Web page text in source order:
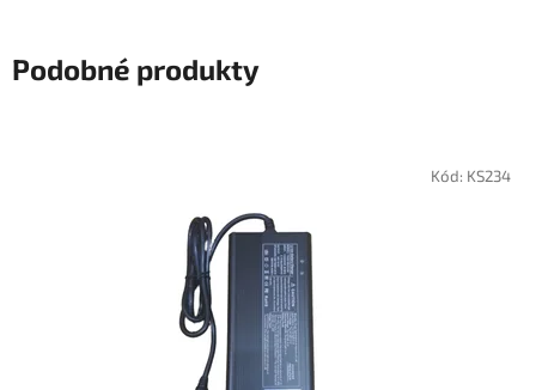
Podobné produkty
Kód: KS234